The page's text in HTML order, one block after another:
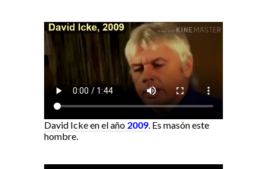
David Icke en el año 2009 Es masón este
hombre.